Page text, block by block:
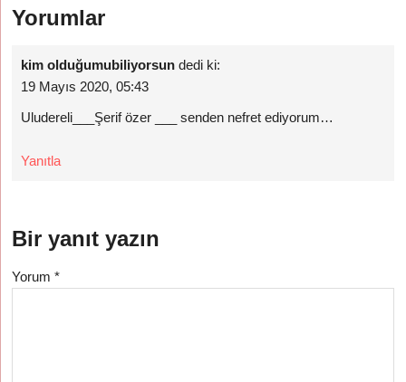
Yorumlar
kim olduğumubiliyorsun dedi ki:
19 Mayıs 2020, 05:43
Uludereli___Şerif özer ___ senden nefret ediyorum…
Yanıtla
Bir yanıt yazın
Yorum*